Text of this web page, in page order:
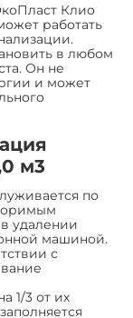
Клио
работать
в любом
Он не
и может
м3
по
удалении
машиной.
с
1/3 от их